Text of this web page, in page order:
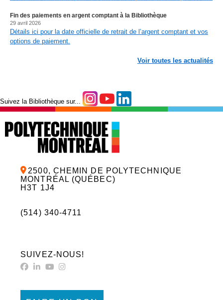
Fin des paiements en argent comptant à la Bibliothèque
29 avril 2026
Détails ici pour la date officielle de retrait de l’argent comptant et vos
options de paiement.
Voir toutes les actualités
Suivez la Bibliothèque sur...
2500, CHEMIN DE POLYTECHNIQUE
MONTRÉAL (QUÉBEC)
H3T 1J4
(514) 340-4711
SUIVEZ-NOUS!